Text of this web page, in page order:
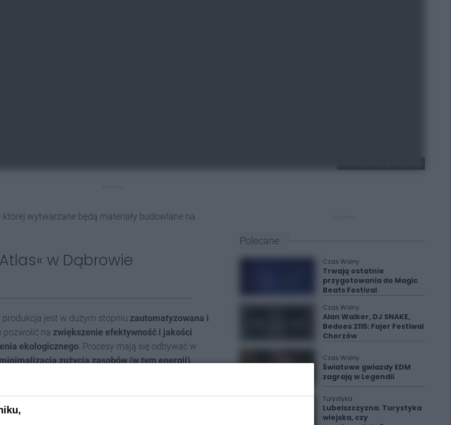
wytwarzane będą materiały budowlane na
w Dąbrowie
jest w dużym stopniu zautomatyzowana i
pozwolić na zwiększenie efektywność i jakości
ekologicznego . Procesy mają się odbywać w
zużycia zasobów (w tym energii),
hutniczej (popioły)
od dziesiątek lat.
Polecane
Czas Wolny
Trwają ostatnie
przygotowania do Magic
Beats Festival
Czas Wolny
Alan Walker, DJ SNAKE,
Bedoes 2115: Fajer Festiwal
Chorzów
Czas Wolny
Światowe gwiazdy EDM
zagrają w Legendii
Turystyka
Lubelszczyzna. Turystyka
wiejska, czy